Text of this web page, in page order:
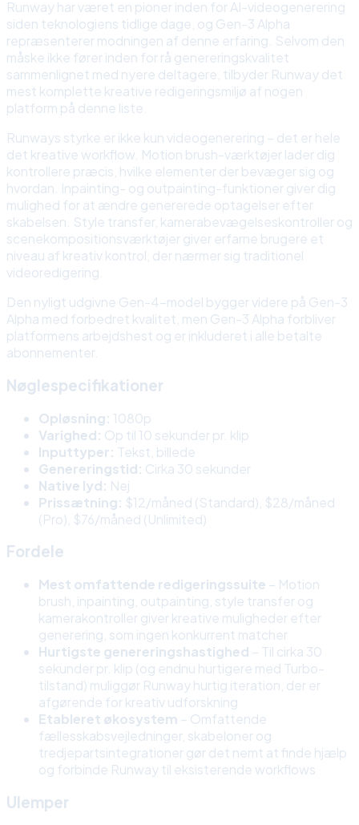
Runway har været en pioner inden for AI-videogenerering
siden teknologiens tidlige dage, og Gen-3 Alpha
repræsenterer modningen af denne erfaring. Selvom den
måske ikke fører inden for rå genereringskvalitet
sammenlignet med nyere deltagere, tilbyder Runway det
mest komplette kreative redigeringsmiljø af nogen
platform på denne liste.
Runways styrke er ikke kun videogenerering – det er hele
det kreative workflow. Motion brush-værktøjer lader dig
kontrollere præcis, hvilke elementer der bevæger sig og
hvordan. Inpainting- og outpainting-funktioner giver dig
mulighed for at ændre genererede optagelser efter
skabelsen. Style transfer, kamerabevægelseskontroller og
scenekompositionsværktøjer giver erfarne brugere et
niveau af kreativ kontrol, der nærmer sig traditionel
videoredigering.
Den nyligt udgivne Gen-4-model bygger videre på Gen-3
Alpha med forbedret kvalitet, men Gen-3 Alpha forbliver
platformens arbejdshest og er inkluderet i alle betalte
abonnementer.
Nøglespecifikationer
Opløsning: 1080p
Varighed: Op til 10 sekunder pr. klip
Inputtyper: Tekst, billede
Genereringstid: Cirka 30 sekunder
Native lyd: Nej
Prissætning: $12/måned (Standard), $28/måned
(Pro), $76/måned (Unlimited)
Fordele
Mest omfattende redigeringssuite – Motion
brush, inpainting, outpainting, style transfer og
kamerakontroller giver kreative muligheder efter
generering, som ingen konkurrent matcher
Hurtigste genereringshastighed – Til cirka 30
sekunder pr. klip (og endnu hurtigere med Turbo-
tilstand) muliggør Runway hurtig iteration, der er
afgørende for kreativ udforskning
Etableret økosystem – Omfattende
fællesskabsvejledninger, skabeloner og
tredjepartsintegrationer gør det nemt at finde hjælp
og forbinde Runway til eksisterende workflows
Ulemper